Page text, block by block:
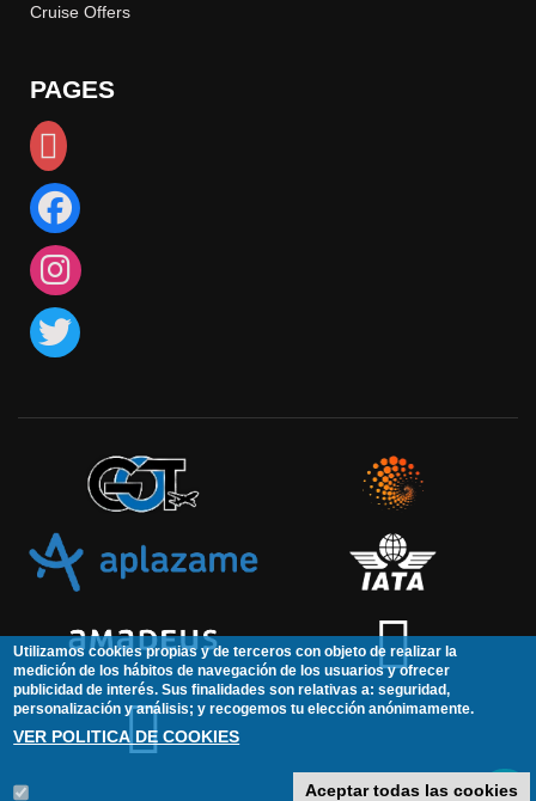
Cruise Offers
PAGES
Utilizamos cookies propias y de terceros con objeto de realizar la
medición de los hábitos de navegación de los usuarios y ofrecer
publicidad de interés. Sus finalidades son relativas a: seguridad,
personalización y análisis; y recogemos tu elección anónimamente.
VER POLITICA DE COOKIES
Aceptar todas las cookies